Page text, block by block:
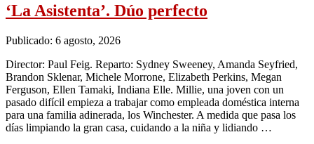
‘La Asistenta’. Dúo perfecto
Publicado: 6 agosto, 2026
Director: Paul Feig. Reparto: Sydney Sweeney, Amanda Seyfried,
Brandon Sklenar, Michele Morrone, Elizabeth Perkins, Megan
Ferguson, Ellen Tamaki, Indiana Elle. Millie, una joven con un
pasado difícil empieza a trabajar como empleada doméstica interna
para una familia adinerada, los Winchester. A medida que pasa los
días limpiando la gran casa, cuidando a la niña y lidiando …